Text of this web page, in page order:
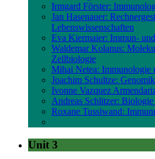
Irmgard Förster:
Jan Hasenauer:
Lebenswissenschaften
Eva Kiermaier: Immun-
Waldemar Kolanus:
Zellbiologie
Mihai Netea: Immunologie
Joachim Schultze:
Ivonne Vazquez
Andreas Schlitzer:
Roxane Tussiwand:
Unit 3